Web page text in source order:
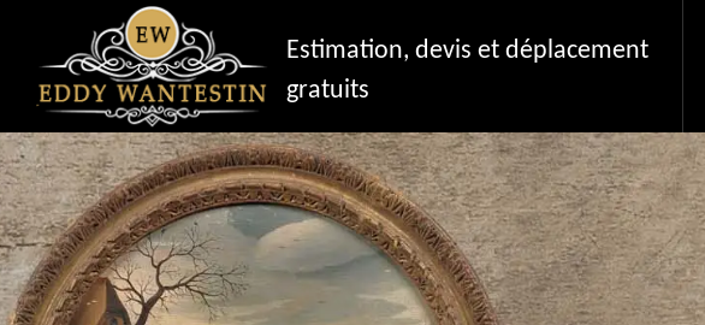
Estimation, devis et déplacement
gratuits